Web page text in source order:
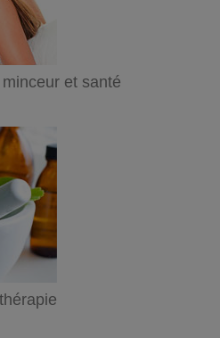
et santé